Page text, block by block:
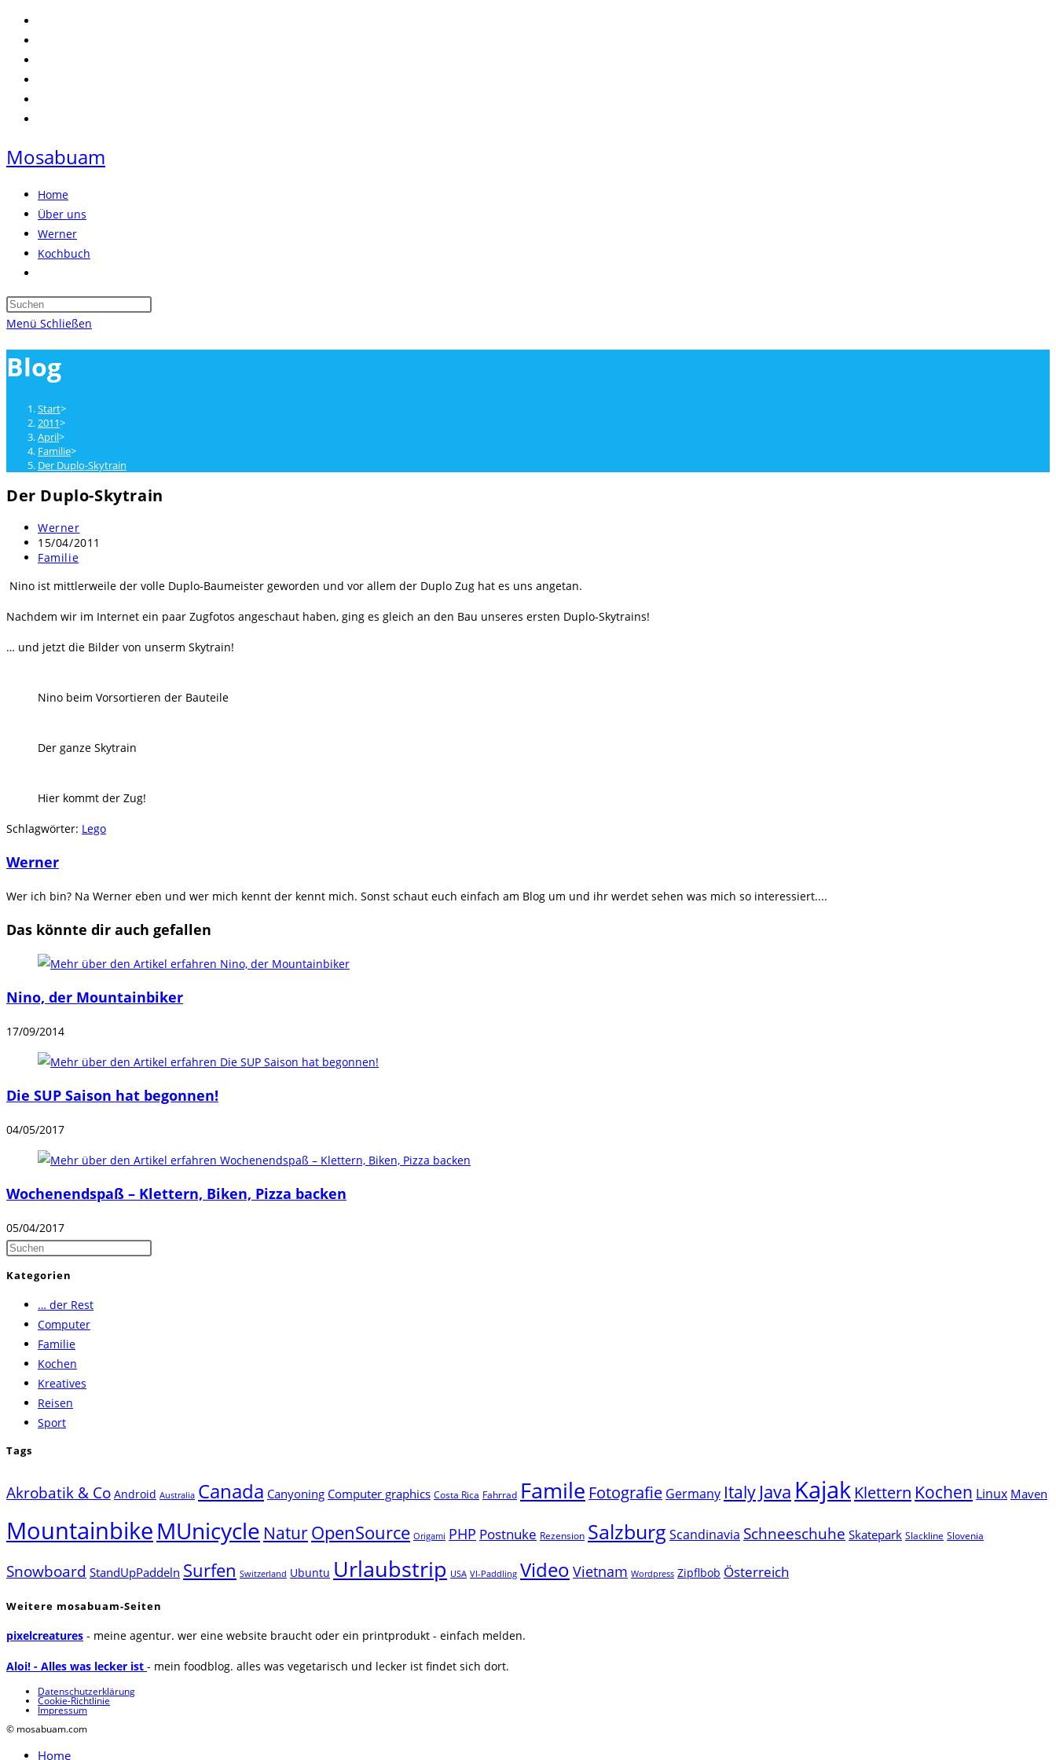
Zum
Inhalt
springen
Mosabuam
Home
Über uns
Werner
Kochbuch
umschalten
Press
Menü Schließen
Blog
Start>
2011>
April>
Familie>
Der Duplo-Skytrain
Der Duplo-Skytrain
Beitrags-
Autor:
Werner
Beitrag
veröffentlicht:
15/04/2011
Beitrags-
Familie
Nino ist mittlerweile der volle Duplo-Baumeister geworden und vor allem der Duplo Zug hat es uns angetan.
Nachdem wir im Internet ein paar Zugfotos angeschaut haben, ging es gleich an den Bau unseres ersten Duplo-Skytrains!
… und jetzt die Bilder von unserm Skytrain!
Nino beim Vorsortieren der Bauteile
Der ganze Skytrain
Hier kommt der Zug!
Schlagwörter: Lego
Werner
Wer ich bin? Na Werner eben und wer mich kennt der kennt mich. Sonst schaut euch einfach am Blog um und ihr werdet sehen was mich so interessiert....
Das könnte dir auch gefallen
Nino, der Mountainbiker
17/09/2014
Die SUP Saison hat begonnen!
04/05/2017
Wochenendspaß – Klettern, Biken, Pizza backen
05/04/2017
Press
Kategorien
… der Rest
Computer
Familie
Kochen
Kreatives
Reisen
Sport
Tags
Akrobatik & Co Android Australia Canada Canyoning Computer graphics Costa Rica Fahrrad Famile Fotografie Germany Italy Java Kajak Klettern Kochen Linux Maven
MountainbikeMUnicycle NaturOpenSource Origami PHP Postnuke Rezension SalzburgScandinavia Schneeschuhe Skatepark Slackline Slovenia
Snowboard StandUpPaddeln Surfen Switzerland Ubuntu Urlaubstrip USA VI-Paddling Video Vietnam Wordpress Zipflbob Österreich
Weitere mosabuam-Seiten
pixelcreatures - meine agentur. wer eine website braucht oder ein printprodukt - einfach melden.
Aloi! - Alles was lecker ist - mein foodblog. alles was vegetarisch und lecker ist findet sich dort.
Datenschutzerklärung
Cookie-Richtlinie
Impressum
© mosabuam.com
Home